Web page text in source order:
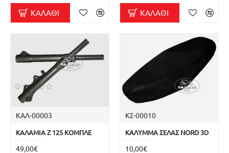
ΚΑΛΆΘΙ ΚΑΛΆΘΙ
ΚΑΛ-00003
ΚΑΛΑΜΙΑ Z 125 ΚΟΜΠΛΕ
49,00€
ΚΣ-00010
ΚΑΛΥΜΜΑ ΣΕΛΑΣ NORD 3D
10,00€